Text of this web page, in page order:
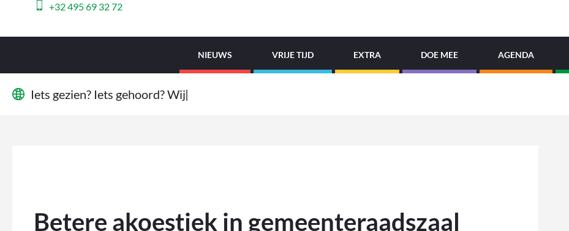
+32 495 69 32 72
NIEUWS VRIJE TIJD EXTRA DOE MEE AGENDA
Iets gezien? Iets gehoord?Wij
Betere akoestiek in gemeenteraadszaal